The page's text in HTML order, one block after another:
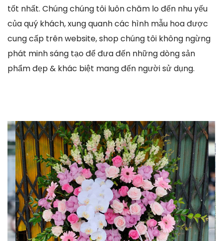
tốt nhất. Chúng chúng tôi luôn chăm lo đến nhu yếu
của quý khách, xung quanh các hình mẫu hoa được
cung cấp trên website, shop chúng tôi không ngừng
phát minh sáng tạo để đưa đến những dòng sản
phẩm đẹp & khác biệt mang đến người sử dụng.